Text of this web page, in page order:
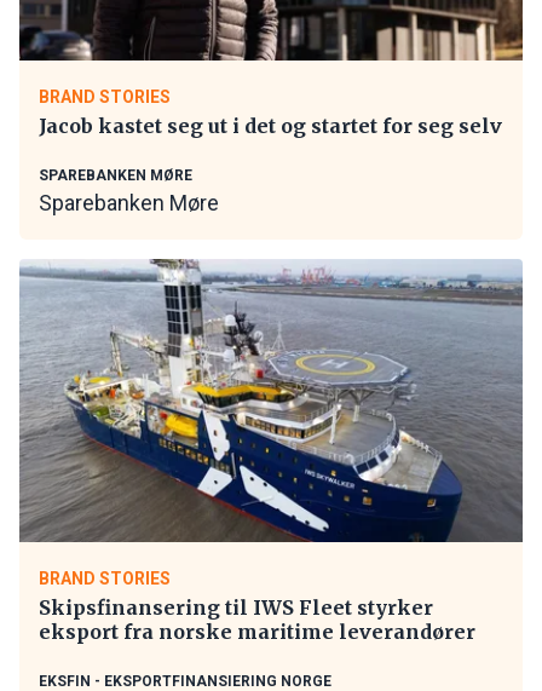
BRAND STORIES
Jacob kastet seg ut i det og startet for seg selv
SPAREBANKEN MØRE
Sparebanken Møre
BRAND STORIES
Skipsfinansering til IWS Fleet styrker
eksport fra norske maritime leverandører
EKSFIN - EKSPORTFINANSIERING NORGE